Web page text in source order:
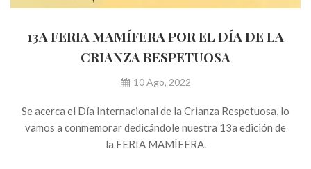
10 Ago, 2022
13A FERIA MAMÍFERA POR EL DÍA DE LA
CRIANZA RESPETUOSA
Se acerca el Día Internacional de la Crianza Respetuosa, lo
vamos a conmemorar dedicándole nuestra 13a edición de
la FERIA MAMÍFERA.